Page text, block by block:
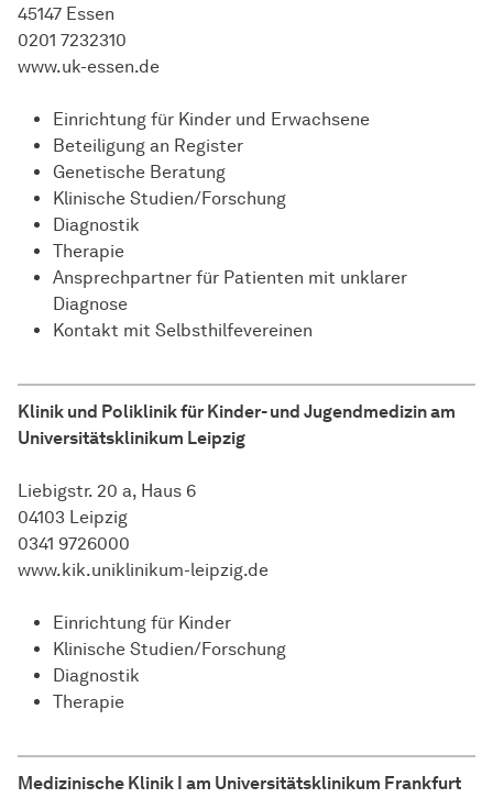
45147 Essen
0201 7232310
www.uk-essen.de
Einrichtung für Kinder und Erwachsene
Beteiligung an Register
Genetische Beratung
Klinische Studien/Forschung
Diagnostik
Therapie
Ansprechpartner für Patienten mit unklarer
Diagnose
Kontakt mit Selbsthilfevereinen
Klinik und Poliklinik für Kinder- und Jugendmedizin am
Universitätsklinikum Leipzig
Liebigstr. 20 a, Haus 6
04103 Leipzig
0341 9726000
www.kik.uniklinikum-leipzig.de
Einrichtung für Kinder
Klinische Studien/Forschung
Diagnostik
Therapie
Medizinische Klinik I am Universitätsklinikum Frankfurt